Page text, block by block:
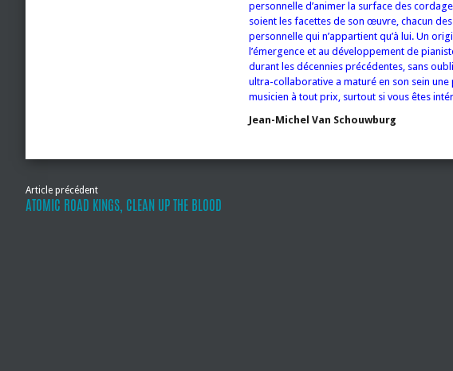
personnelle d’animer la surface des
soient les facettes de son œuvre, chacun
personnelle qui n’appartient qu’à lui. Un
l’émergence et au développement de
durant les décennies précédentes, sans
ultra-collaborative a maturé en son sein
musicien à tout prix, surtout si vous êtes
Jean-Michel Van Schouwburg
Article précédent
ATOMIC ROAD KINGS, CLEAN UP THE BLOOD